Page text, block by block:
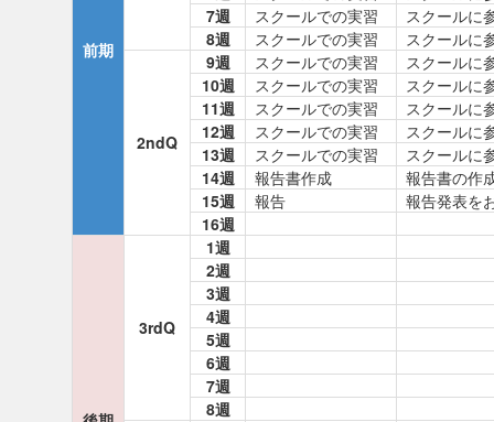
前期
7週
スクールでの実習
スクールに
8週
スクールでの実習 スクールに
2ndQ
9週 スクールでの実習
スクールに
10週
スクールでの実習
スクールに
11週
スクールでの実習
スクールに
12週
スクールでの実習
スクールに
13週
スクールでの実習
スクールに
14週
報告書作成
報告書の作
15週
報告
報告発表を
16週
3rdQ
1週
2週
3週
4週
5週
6週
7週
8週